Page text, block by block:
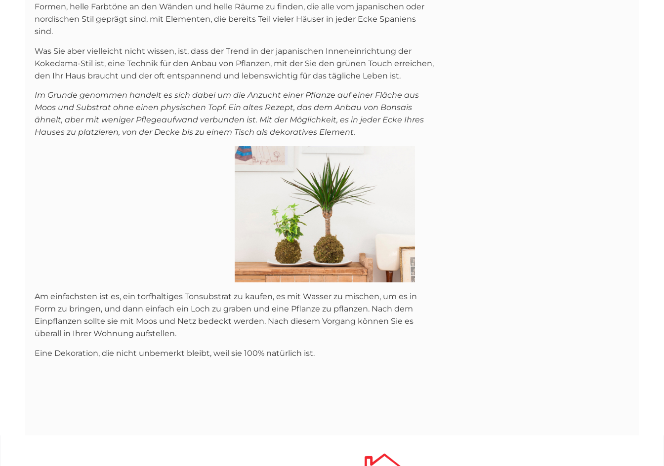
Formen, helle Farbtöne an den Wänden und helle Räume zu finden, die alle vom japanischen oder
nordischen Stil geprägt sind, mit Elementen, die bereits Teil vieler Häuser in jeder Ecke Spaniens
sind.
Was Sie aber vielleicht nicht wissen, ist, dass der Trend in der japanischen Inneneinrichtung der
Kokedama-Stil ist, eine Technik für den Anbau von Pflanzen, mit der Sie den grünen Touch erreichen,
den Ihr Haus braucht und der oft entspannend und lebenswichtig für das tägliche Leben ist.
Im Grunde genommen handelt es sich dabei um die Anzucht einer Pflanze auf einer Fläche aus
Moos und Substrat ohne einen physischen Topf. Ein altes Rezept, das dem Anbau von Bonsais
ähnelt, aber mit weniger Pflegeaufwand verbunden ist. Mit der Möglichkeit, es in jeder Ecke Ihres
Hauses zu platzieren, von der Decke bis zu einem Tisch als dekoratives Element.
Am einfachsten ist es, ein torfhaltiges Tonsubstrat zu kaufen, es mit Wasser zu mischen, um es in
Form zu bringen, und dann einfach ein Loch zu graben und eine Pflanze zu pflanzen. Nach dem
Einpflanzen sollte sie mit Moos und Netz bedeckt werden. Nach diesem Vorgang können Sie es
überall in Ihrer Wohnung aufstellen.
Eine Dekoration, die nicht unbemerkt bleibt, weil sie 100% natürlich ist.